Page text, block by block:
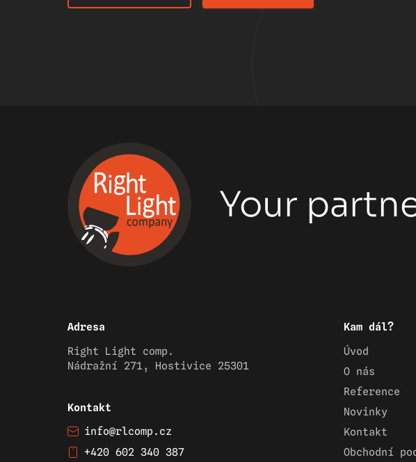
Your
Adresa
Right Light comp.
Nádražní 271, Hostivice 25301
Kontakt
info@rlcomp.cz
+420 602 340 387
Kam dál?
Úvod
O nás
Reference
Novinky
Kontakt
Obchodní